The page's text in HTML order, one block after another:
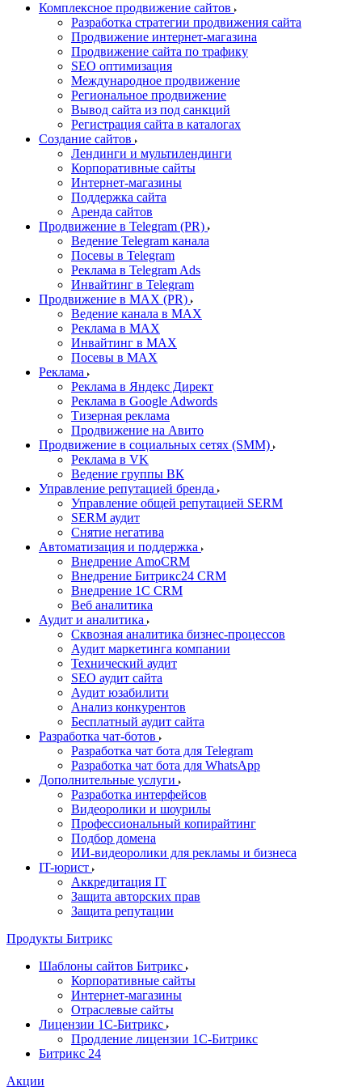
Комплексное продвижение сайтов
Разработка стратегии продвижения сайта
Продвижение интернет-магазина
Продвижение сайта по трафику
SEO оптимизация
Международное продвижение
Региональное продвижение
Вывод сайта из под санкций
Регистрация сайта в каталогах
Создание сайтов
Лендинги и мультилендинги
Корпоративные сайты
Интернет-магазины
Поддержка сайта
Аренда сайтов
Продвижение в Telegram (PR)
Ведение Telegram канала
Посевы в Telegram
Реклама в Telegram Ads
Инвайтинг в Telegram
Продвижение в MAX (PR)
Ведение канала в MAX
Реклама в MAX
Инвайтинг в MAX
Посевы в MAX
Реклама
Реклама в Яндекс Директ
Реклама в Google Adwords
Тизерная реклама
Продвижение на Авито
Продвижение в социальных сетях (SMM)
Реклама в VK
Ведение группы ВК
Управление репутацией бренда
Управление общей репутацией SERM
SERM аудит
Снятие негатива
Автоматизация и поддержка
Внедрение AmoCRM
Внедрение Битрикс24 CRM
Внедрение 1C CRM
Веб аналитика
Аудит и аналитика
Сквозная аналитика бизнес-процессов
Аудит маркетинга компании
Технический аудит
SEO аудит сайта
Аудит юзабилити
Анализ конкурентов
Бесплатный аудит сайта
Разработка чат-ботов
Разработка чат бота для Telegram
Разработка чат бота для WhatsApp
Дополнительные услуги
Разработка интерфейсов
Видеоролики и шоурилы
Профессиональный копирайтинг
Подбор домена
ИИ-видеоролики для рекламы и бизнеса
IT-юрист
Аккредитация IT
Защита авторских прав
Защита репутации
Продукты Битрикс
Шаблоны сайтов Битрикс
Корпоративные сайты
Интернет-магазины
Отраслевые сайты
Лицензии 1С-Битрикс
Продление лицензии 1С-Битрикс
Битрикс 24
Акции